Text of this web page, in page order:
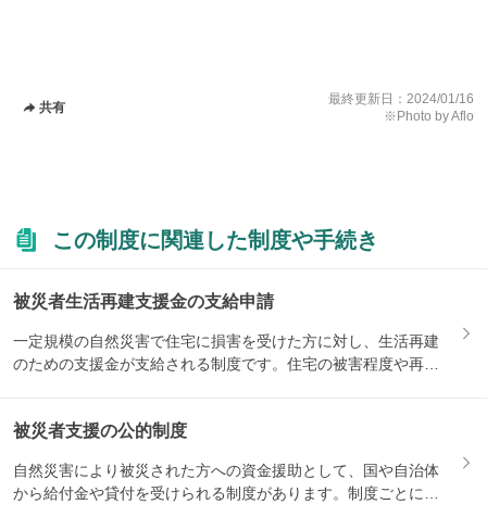
共有
最終更新日： 2024/01/16
※Photo by Aflo
この制度に関連した制度や手続き
被災者生活再建支援金の支給申請
一定規模の自然災害で住宅に損害を受けた方に対し、生活再建
のための支援金が支給される制度です。住宅の被害程度や再建
被災者支援の公的制度
自然災害により被災された方への資金援助として、国や自治体
から給付金や貸付を受けられる制度があります。制度ごとに対